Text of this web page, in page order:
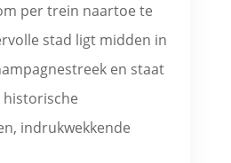
per trein naartoe te
stad ligt midden in
en staat
indrukwekkende